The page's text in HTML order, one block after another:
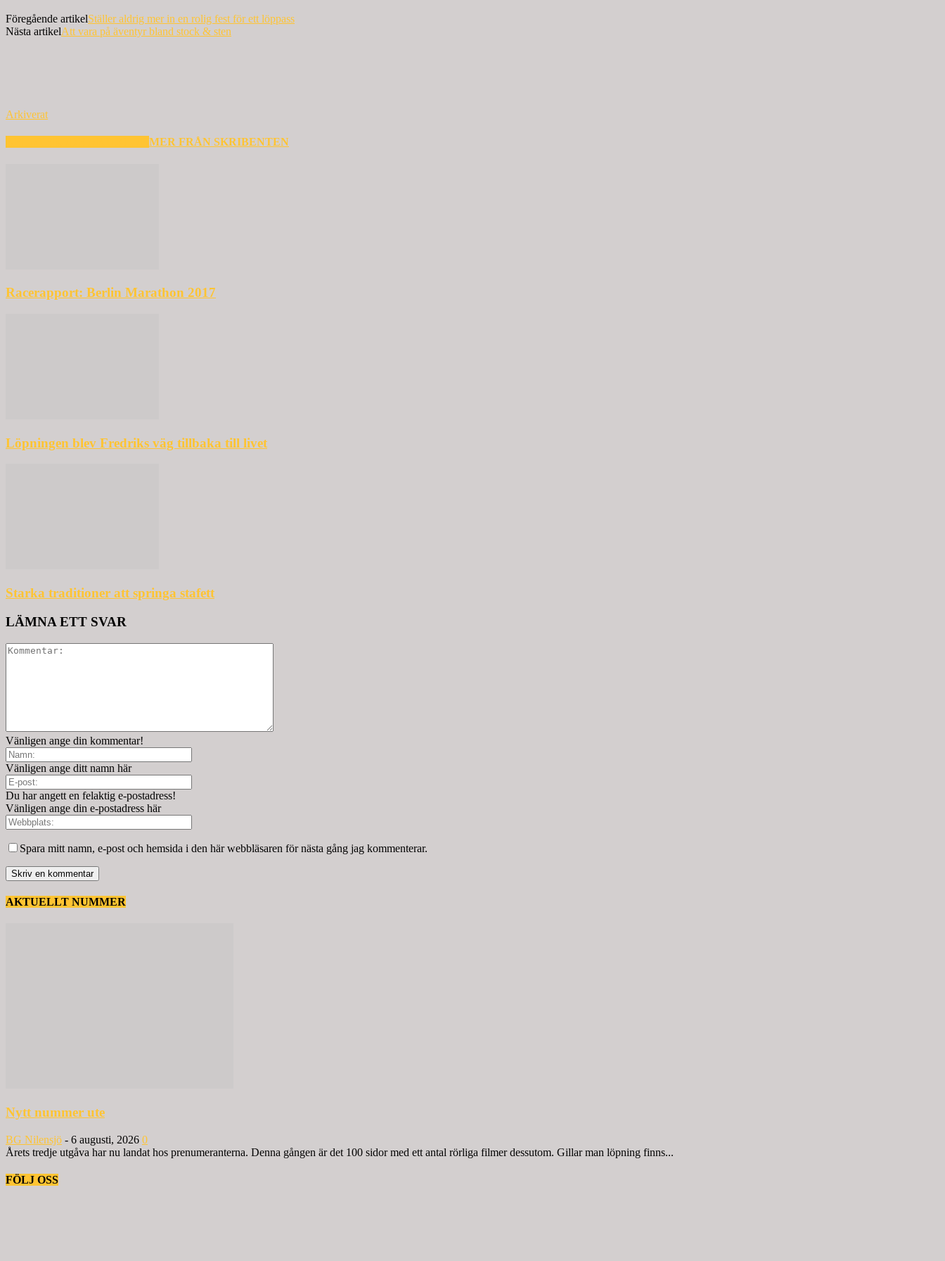
Föregående artikelStäller aldrig mer in en rolig fest för ett löppass
Nästa artikelAtt vara på äventyr bland stock & sten
Arkiverat
MER FRÅN SKRIBENTEN
Racerapport: Berlin Marathon 2017
Löpningen blev Fredriks väg tillbaka till livet
Starka traditioner att springa stafett
LÄMNA ETT SVAR
Vänligen ange din kommentar!
Vänligen ange ditt namn här
Du har angett en felaktig e-postadress!
Vänligen ange din e-postadress här
Spara mitt namn, e-post och hemsida i den här webbläsaren för nästa gång jag kommenterar.
AKTUELLT NUMMER
Nytt nummer ute
BG Nilensjö - 6 augusti, 2026 0
Årets tredje utgåva har nu landat hos prenumeranterna. Denna gången är det 100 sidor med ett antal rörliga filmer dessutom. Gillar man löpning finns...
FÖLJ OSS